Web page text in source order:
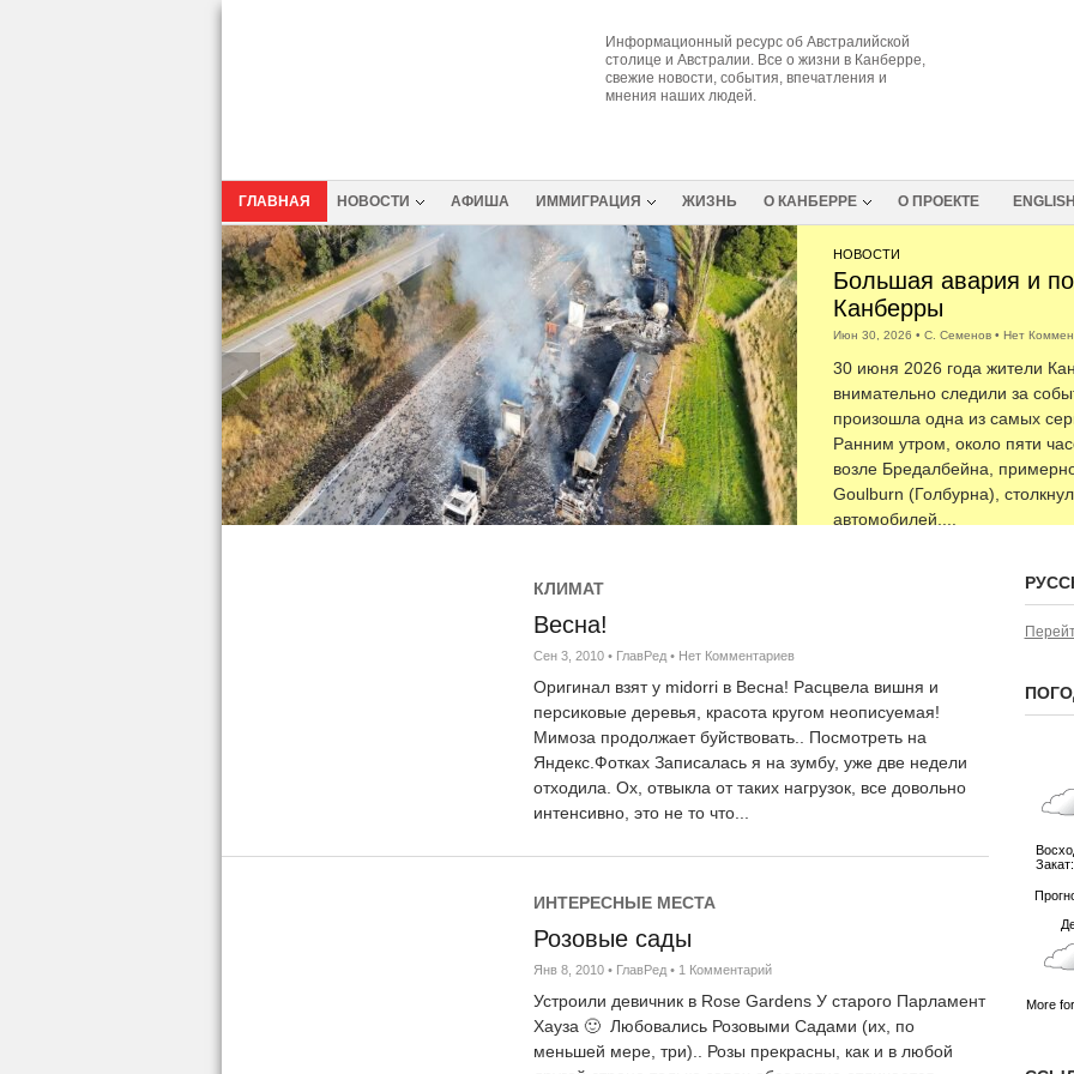
Информационный ресурс об Австралийской
столице и Австралии. Все о жизни в Канберре,
свежие новости, события, впечатления и
мнения наших людей.
ГЛАВНАЯ НОВОСТИ АФИША ИММИГРАЦИЯ ЖИЗНЬ О КАНБЕРРЕ О ПРОЕКТЕ ENGLISH
НОВОСТИ
Большая авария и
Канберры
Июн 30, 2026 • С. Семенов• Нет
30 июня 2026 года жители
внимательно следили за
произошла одна из самых
Ранним утром, около пяти
возле Бредалбейна,
Goulburn (Голбурна),
автомобилей,...
С. Семенов Нет
Сегодня, 25 апреля 2026
мероприятия, посвящённые
дат национальной памяти.
военнослужащим Австралии
Галлиполи в 1915 году.
НОВОСТИ
Теракт на Бондае:
властей
КЛИМАТ
Весна!
Сен 3, 2010 • ГлавРед • Нет Комментариев
Оригинал взят у midorri в Весна! Расцвела вишня и
персиковые деревья, красота кругом неописуемая!
Мимоза продолжает буйствовать.. Посмотреть на
Яндекс.Фотках Записалась я на зумбу, уже две недели
отходила. Ох, отвыкла от таких нагрузок, все довольно
интенсивно, это не то что...
ИНТЕРЕСНЫЕ МЕСТА
Розовые сады
Янв 8, 2010 • ГлавРед • 1 Комментарий
Устроили девичник в Rose Gardens У старого Парламент
Хауза 🙂 Любовались Розовыми Садами (их, по
меньшей мере, три).. Розы прекрасны, как и в любой
More